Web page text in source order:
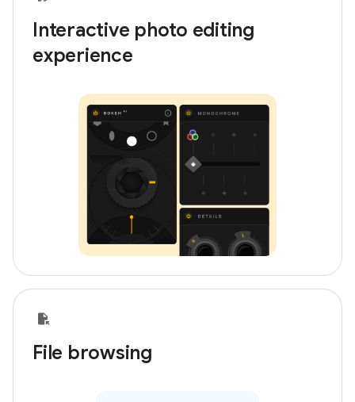
Interactive photo editing
experience
File browsing